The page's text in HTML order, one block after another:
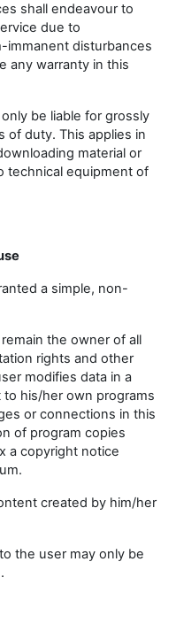
shall endeavour to
due to
immanent disturbances
any warranty in this
be liable for grossly
of duty. This applies in
material or
technical equipment of
a simple, non-
the owner of all
rights and other
modifies data in a
his/her own programs
or connections in this
of program copies
a copyright notice
created by him/her
the user may only be